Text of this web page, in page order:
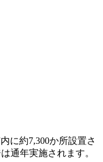
に約7,300か所設置さ
通年実施されます。